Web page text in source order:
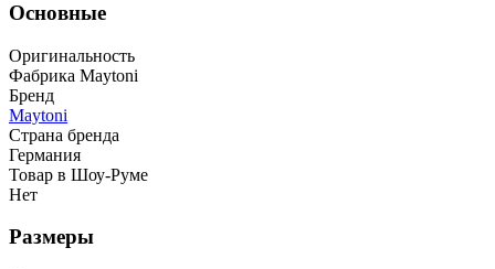
Основные
Оригинальность
Фабрика Maytoni
Бренд
Maytoni
Страна бренда
Германия
Товар в Шоу-Руме
Нет
Размеры